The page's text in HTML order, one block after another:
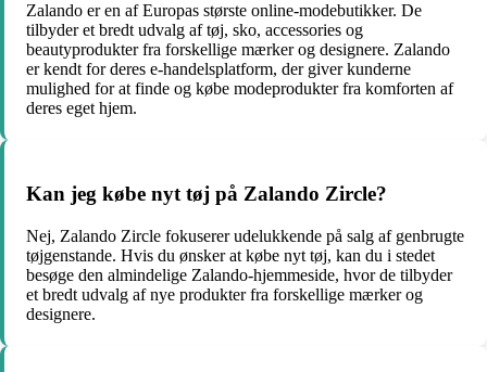
Zalando er en af Europas største online-modebutikker. De
tilbyder et bredt udvalg af tøj, sko, accessories og
beautyprodukter fra forskellige mærker og designere. Zalando
er kendt for deres e-handelsplatform, der giver kunderne
mulighed for at finde og købe modeprodukter fra komforten af
deres eget hjem.
Kan jeg købe nyt tøj på Zalando Zircle?
Nej, Zalando Zircle fokuserer udelukkende på salg af genbrugte
tøjgenstande. Hvis du ønsker at købe nyt tøj, kan du i stedet
besøge den almindelige Zalando-hjemmeside, hvor de tilbyder
et bredt udvalg af nye produkter fra forskellige mærker og
designere.